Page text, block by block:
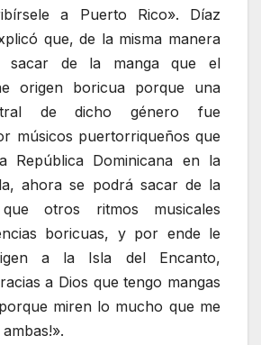
a Puerto Rico». Díaz
que, de la misma manera
sacar de la manga que el
origen boricua porque una
de dicho género fue
músicos puertorriqueños que
República Dominicana en la
ahora se podrá sacar de la
otros ritmos musicales
boricuas, y por ende le
a la Isla del Encanto,
a Dios que tengo mangas
miren lo mucho que me